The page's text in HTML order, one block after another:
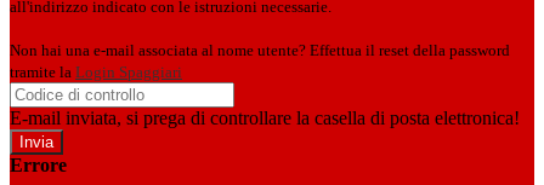
all'indirizzo indicato con le istruzioni necessarie.
Non hai una e-mail associata al nome utente? Effettua il reset della password
tramite la Login Spaggiari
E-mail inviata, si prega di controllare la casella di posta elettronica!
Errore